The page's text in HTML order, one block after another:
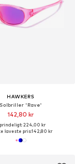
HAWKERS
Solbriller 'Rave'
142,80 kr
224,00 kr
laveste pris:142,80 kr